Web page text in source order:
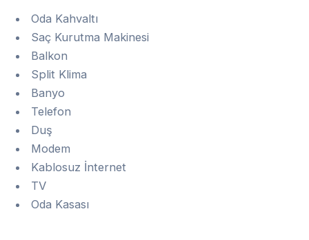
Oda Kahvaltı
Saç Kurutma Makinesi
Balkon
Split Klima
Banyo
Telefon
Duş
Modem
Kablosuz İnternet
TV
Oda Kasası